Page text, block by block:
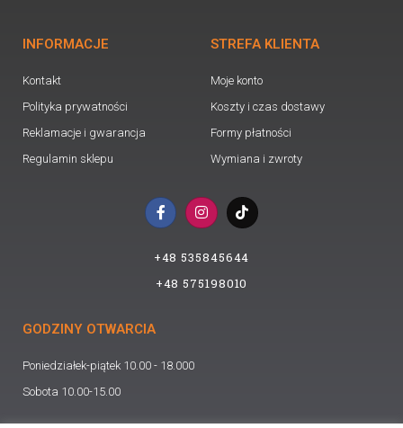
INFORMACJE
Kontakt
Polityka prywatności
Reklamacje i gwarancja
Regulamin sklepu
STREFA KLIENTA
Moje konto
Koszty i czas dostawy
Formy płatności
Wymiana i zwroty
F
a
c
b
o
I
n
s
a
g
r
T
i
k
o
+48 535845644
+48 575198010
GODZINY OTWARCIA
Poniedziałek-piątek 10.00 - 18.000
Sobota 10.00-15.00